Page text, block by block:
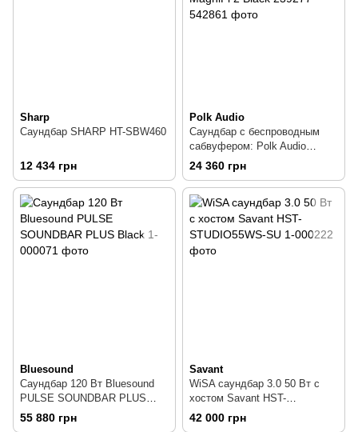
Sharp
Саундбар SHARP HT-SBW460
12 434 грн
Polk Audio
Саундбар с беспроводным
сабвуфером: Polk Audio
MagniFi 2 Black 239277
24 360 грн
Bluesound
Саундбар 120 Вт Bluesound
PULSE SOUNDBAR PLUS
Black
55 880 грн
Savant
WiSA саундбар 3.0 50 Вт с
хостом Savant HST-
STUDIO55WS-SU
42 000 грн